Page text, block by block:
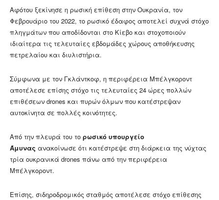
Αφότου ξεκίνησε η ρωσική επίθεση στην Ουκρανία, τον
Φεβρουάριο του 2022, το ρωσικό έδαφος αποτελεί συχνά στόχο
πληγμάτων που αποδίδονται στο Κίεβο και στοχοποιούν
ιδιαίτερα τις τελευταίες εβδομάδες χώρους αποθήκευσης
πετρελαίου και διυλιστήρια.
Σύμφωνα με τον Γκλάντκοφ, η περιφέρεια Μπέλγκοροντ
αποτέλεσε επίσης στόχο τις τελευταίες 24 ώρες πολλών
επιθέσεων drones και πυρών όλμων που κατέστρεψαν
αυτοκίνητα σε πολλές κοινότητες.
Από την πλευρά του το ρωσικό υπουργείο
Άμυνας ανακοίνωσε ότι κατέστρεψε στη διάρκεια της νύχτας
τρία ουκρανικά drones πάνω από την περιφέρεια
Μπέλγκοροντ.
Επίσης, σιδηροδρομικός σταθμός αποτέλεσε στόχο επίθεσης